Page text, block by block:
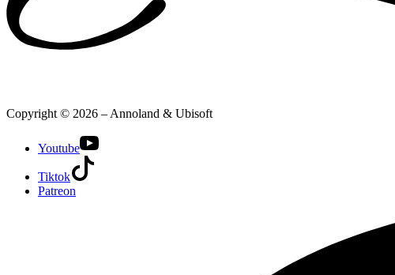
Copyright © 2026 – Annoland & Ubisoft
Youtube
Tiktok
Patreon